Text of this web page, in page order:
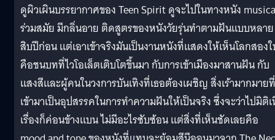
ดูผิวเผินบรรยากาศของ Teen Spirit ดูจะไปในทางหนัง
ร่วมสมัย มีกลิ่นอาย ติดสูตรของหนังวัยรุ่นทำตามฝันแบบหลาย
สิบปีก่อน แต่เอาเข้าจริงมันเป็นงานหนังที่แสดงให้เห็นโลกสอง
คือชนบทที่ไวโอเล็ตเติบโตขึ้นมา กับการเข้าเมืองมาสานฝัน กับ
แสงสีและผู้คนในวงการบันเทิงที่เธอต้องเผชิญ สิ่งเร้ามากมายที่
เข้ามาเป็นอุปสรรคในการทำความฝันให้เป็นจริง ซึ่งจะว่าไปมิติ
เรื่องก็ค่อนข้างแบน ไม่มีอะไรซับซ้อน แต่สิ่งที่เห็นชัดเลยคือ